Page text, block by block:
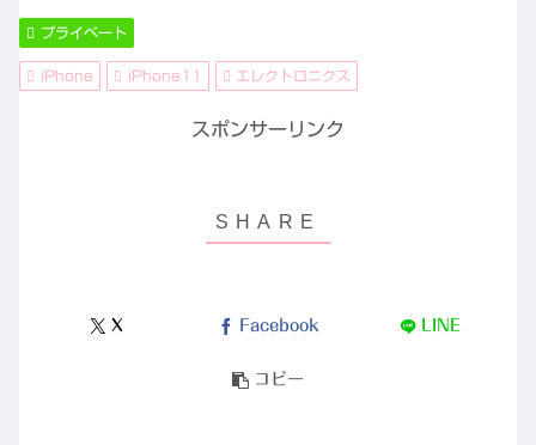
プライベート
iPhone iPhone11 エレクトロニクス
スポンサーリンク
X Facebook LINE
コピー